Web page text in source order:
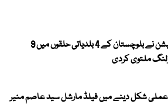
الیکشن کمیشن نے بلوچستان کے 4 بلدیاتی حلقوں میں 9
ملتوی کردی
شکل دینے میں فیلڈ مارشل سید عاصم منیر